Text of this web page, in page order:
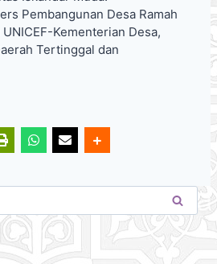
Pembangunan Desa Ramah
Kementerian Desa,
Tertinggal dan